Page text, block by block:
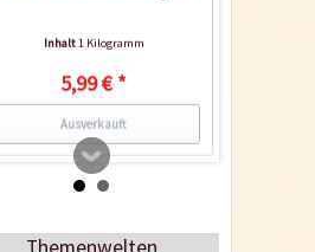
Inhalt1 Kilogramm
5,99 € *
Ausverkauft